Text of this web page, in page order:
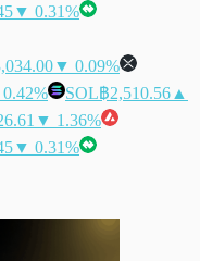
▼ 0.31%
▼ 0.09%
SOL฿2,510.56 ▲
▼ 1.36%
▼ 0.31%